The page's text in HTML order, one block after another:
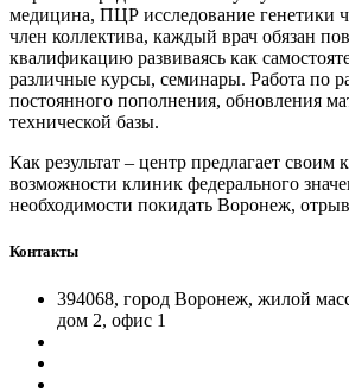
медицина, ПЦР исследование генетики
член коллектива, каждый врач обязан
квалификацию развиваясь как
различные курсы, семинары. Работа по
постоянного пополнения, обновления
технической базы.
Как результат – центр предлагает своим
возможности клиник федерального
необходимости покидать Воронеж,
Контакты
394068, город Воронеж, жилой
дом 2, офис 1